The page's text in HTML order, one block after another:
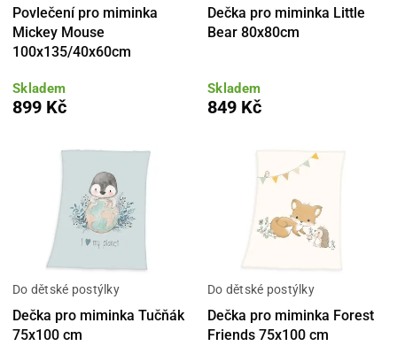
Povlečení pro miminka
Mickey Mouse
100x135/40x60cm
Skladem
899 Kč
Dečka pro miminka Little
Bear 80x80cm
Skladem
849 Kč
Do dětské postýlky
Dečka pro miminka Tučňák
75x100 cm
Do dětské postýlky
Dečka pro miminka Forest
Friends 75x100 cm